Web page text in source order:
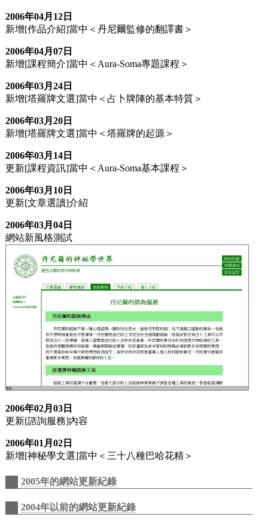
2006年04月12日
新增[作品介紹]當中＜丹尼爾監修的翻譯書＞
2006年04月07日
新增[課程簡介]當中＜Aura-Soma專題課程＞
2006年03月24日
新增[塔羅牌文選]當中＜占卜牌陣的基本特質＞
2006年03月20日
新增[塔羅牌文選]當中＜塔羅牌的起源＞
2006年03月14日
更新[課程資訊]當中＜Aura-Soma基本課程＞
2006年03月10日
更新[文章選讀]介紹
2006年03月04日
網站新風格測試
2006年02月03日
更新[諮詢服務]內容
2006年01月02日
新增[神秘學文選]當中＜三十八種巴哈花精＞
2005年的網站更新紀錄
2004年以前的網站更新紀錄